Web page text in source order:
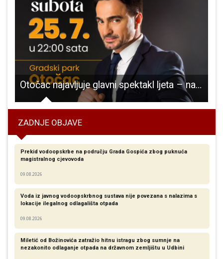
Otočac najavljuje glavni spektakl ljeta – na pozornicu stiže JOLE!
ZADNJE OBJAVE
Prekid vodoopskrbe na području Grada Gospića zbog puknuća
magistralnog cjevovoda
09.08.2026
Voda iz javnog vodoopskrbnog sustava nije povezana s nalazima s
lokacije ilegalnog odlagališta otpada
09.08.2026
Miletić od Božinovića zatražio hitnu istragu zbog sumnje na
nezakonito odlaganje otpada na državnom zemljištu u Udbini